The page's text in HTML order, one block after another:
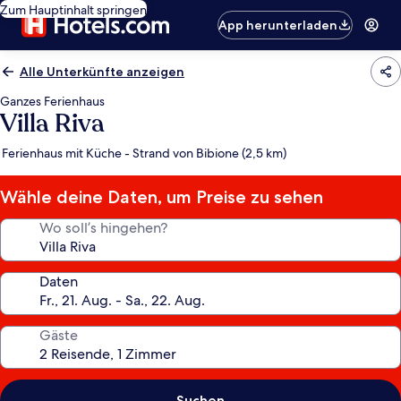
Zum Hauptinhalt springen
App herunterladen
Alle Unterkünfte anzeigen
Ganzes Ferienhaus
Villa Riva
Ferienhaus mit Küche - Strand von Bibione (2,5 km)
Wähle deine Daten, um Preise zu sehen
Wo soll’s hingehen?
Daten
Gäste